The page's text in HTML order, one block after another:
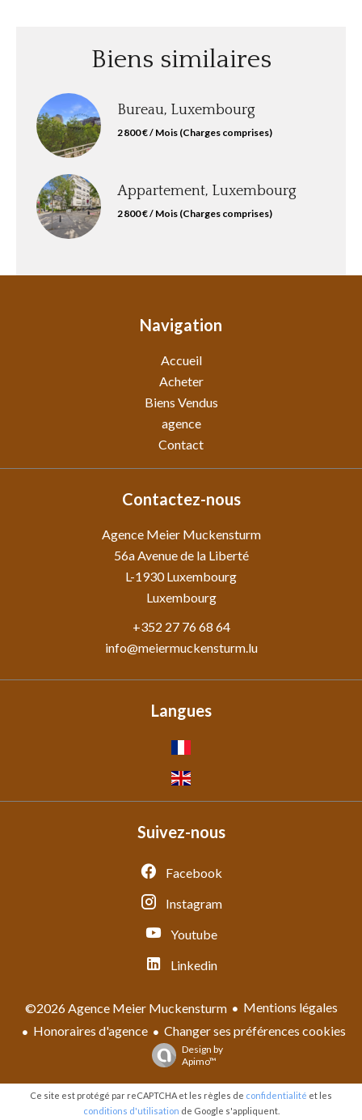
Biens similaires
Bureau, Luxembourg
2 800 € / Mois (Charges comprises)
Appartement, Luxembourg
2 800 € / Mois (Charges comprises)
Navigation
Accueil
Acheter
Biens Vendus
agence
Contact
Contactez-nous
Agence Meier Muckensturm
56a Avenue de la Liberté
L-1930Luxembourg
Luxembourg
+352 27 76 68 64
info@meiermuckensturm.lu
Langues
Suivez-nous
Facebook
Instagram
Youtube
Linkedin
©2026 Agence Meier Muckensturm
Mentions légales
Honoraires d'agence
Changer ses préférences cookies
Design by
Apimo™
Ce site est protégé par reCAPTCHA et les règles de confidentialité et les
conditions d'utilisation de Google s'appliquent.